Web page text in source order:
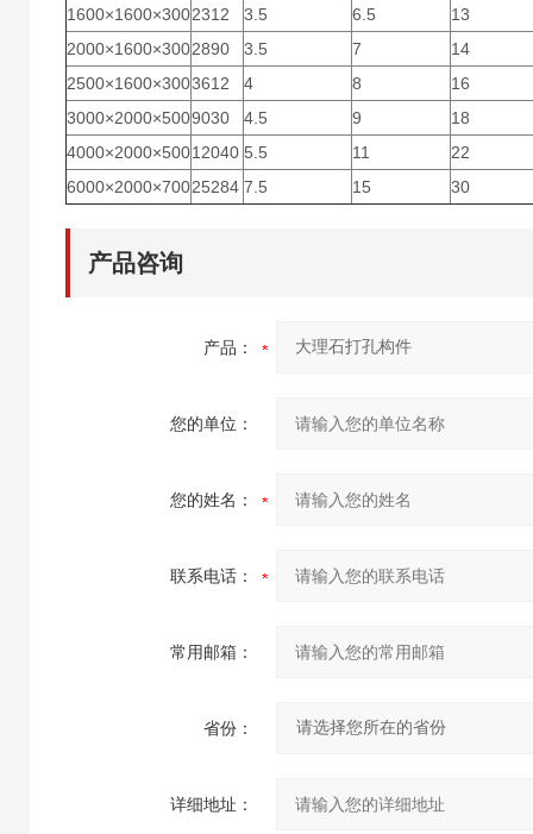
1600×1600×3002312 3.5 6.5
13
2000×1600×3002890 3.5 7
14
2500×1600×3003612 4 8
16
3000×2000×5009030 4.5 9
18
4000×2000×50012040 5.5 11
22
6000×2000×70025284 7.5 15 30
产品咨询
产品：
您的单位：
您的姓名：
联系电话：
常用邮箱：
省份：
详细地址：